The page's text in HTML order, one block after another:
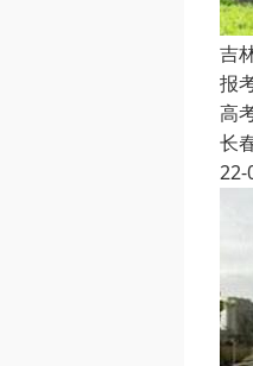
吉
报
高
长
22-